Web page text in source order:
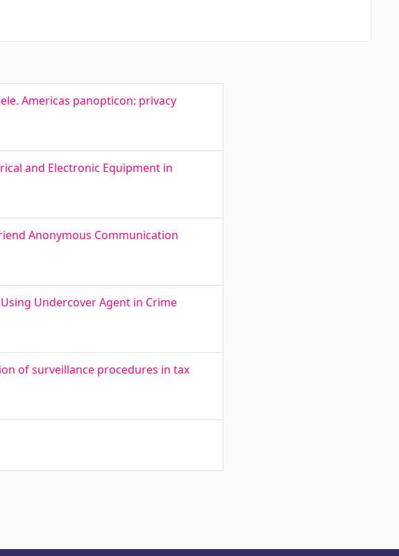
Americas panopticon: privacy
and Electronic Equipment in
Anonymous Communication
Undercover Agent in Crime
of surveillance procedures in tax